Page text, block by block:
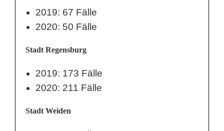
2019: 67 Fälle
2020: 50 Fälle
Stadt Regensburg
2019: 173 Fälle
2020: 211 Fälle
Stadt Weiden